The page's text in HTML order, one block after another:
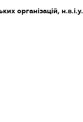
організацій, н.в.і.у.